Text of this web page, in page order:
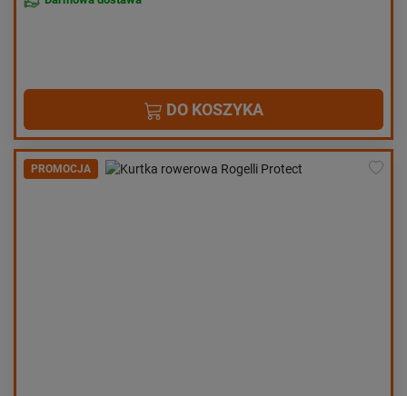
DO KOSZYKA
PROMOCJA